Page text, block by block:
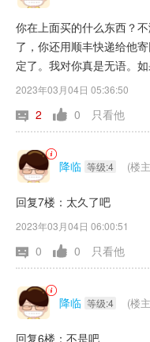
你在上面买的什么东西？
了，你还用顺丰快递给他
定了。我对你真是无语。
的话。反正不超过一个礼
候没小心把水倒在上面了
机过去维修。他就没有超
2023年03月04日 05:36:50
2 0 只看他
降临 等级:4 (楼
回复7楼：太久了吧
2023年03月04日 06:00:51
0 0 只看他
降临 等级:4 (楼
回复6楼：不是吧